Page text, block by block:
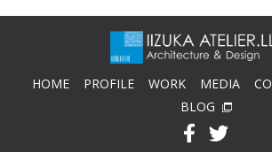
HOME PROFILE WORK MEDIA
BLOG